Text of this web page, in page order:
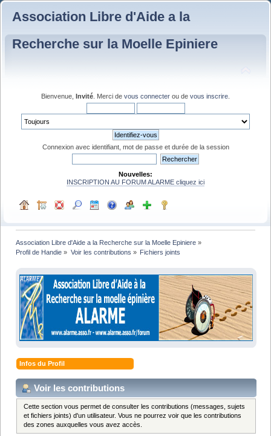
Association Libre d'Aide a la
Recherche sur la Moelle Epiniere
Bienvenue, Invité . Merci de vous connecter ou de vous inscrire
Connexion avec identifiant, mot de passe et durée de la session
Nouvelles:
INSCRIPTION AU FORUM ALARME cliquez ici
Association Libre d'Aide a la Recherche sur la Moelle Epiniere »
Profil de Handie » Voir les contributions » Fichiers joints
Infos du Profil
Voir les contributions
Cette section vous permet de consulter les contributions (messages, sujets
et fichiers joints) d'un utilisateur. Vous ne pourrez voir que les contributions
des zones auxquelles vous avez accès.